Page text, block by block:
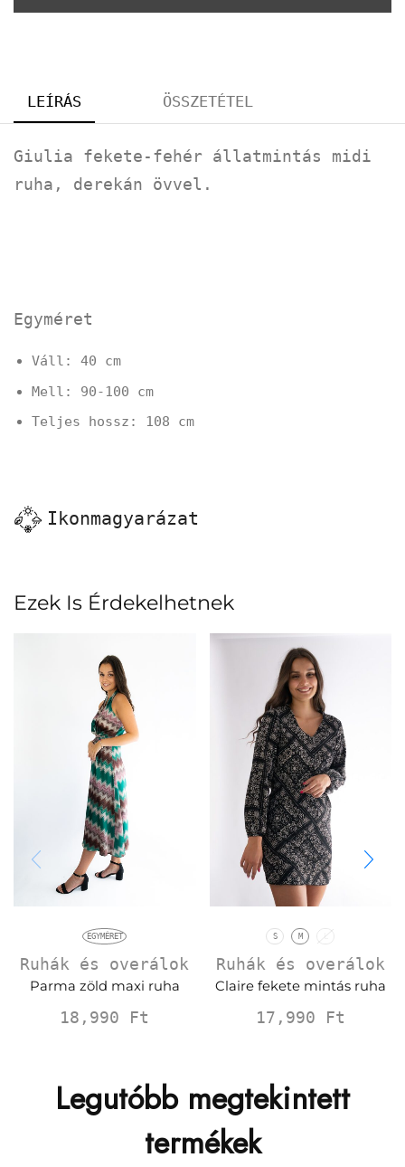
LEÍRÁS ÖSSZETÉTEL
Giulia fekete-fehér állatmintás midi
ruha, derekán övvel.
Egyméret
Váll: 40 cm
Mell: 90-100 cm
Teljes hossz: 108 cm
Ikonmagyarázat
Ezek Is Érdekelhetnek
EGYMÉRET
Ruhák és overálok
Parma zöld maxi ruha
18,990 Ft
S M L
Ruhák és overálok
Claire fekete mintás ruha
17,990 Ft
Legutóbb megtekintett
termékek